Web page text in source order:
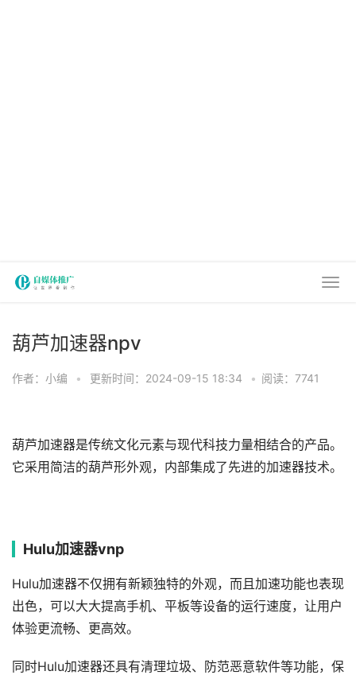
葫芦加速器npv
作者：小编 • 更新时间：2024-09-15 18:34 • 阅读：7741
葫芦加速器是传统文化元素与现代科技力量相结合的产品。
它采用简洁的葫芦形外观，内部集成了先进的加速器技术。
Hulu加速器vnp
Hulu加速器不仅拥有新颖独特的外观，而且加速功能也表现
出色，可以大大提高手机、平板等设备的运行速度，让用户
体验更流畅、更高效。
同时Hulu加速器还具有清理垃圾、防范恶意软件等功能，保